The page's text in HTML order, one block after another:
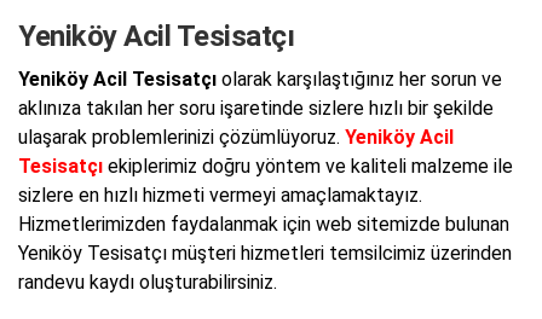
Yeniköy Acil Tesisatçı
Yeniköy Acil Tesisatçı olarak karşılaştığınız her sorun ve
aklınıza takılan her soru işaretinde sizlere hızlı bir şekilde
ulaşarak problemlerinizi çözümlüyoruz. Yeniköy Acil
Tesisatçı ekiplerimiz doğru yöntem ve kaliteli malzeme ile
sizlere en hızlı hizmeti vermeyi amaçlamaktayız.
Hizmetlerimizden faydalanmak için web sitemizde bulunan
Yeniköy Tesisatçı müşteri hizmetleri temsilcimiz üzerinden
randevu kaydı oluşturabilirsiniz.